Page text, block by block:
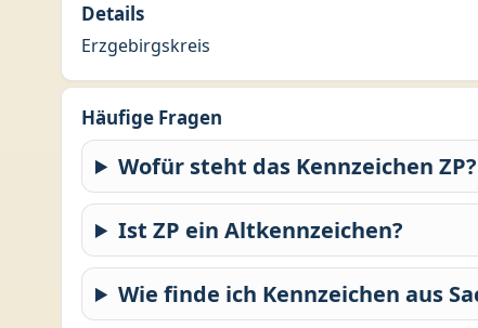
Details
Erzgebirgskreis
Häufige Fragen
Wofür steht das Kennzeichen ZP?
Ist ZP ein Altkennzeichen?
Wie finde ich Kennzeichen aus